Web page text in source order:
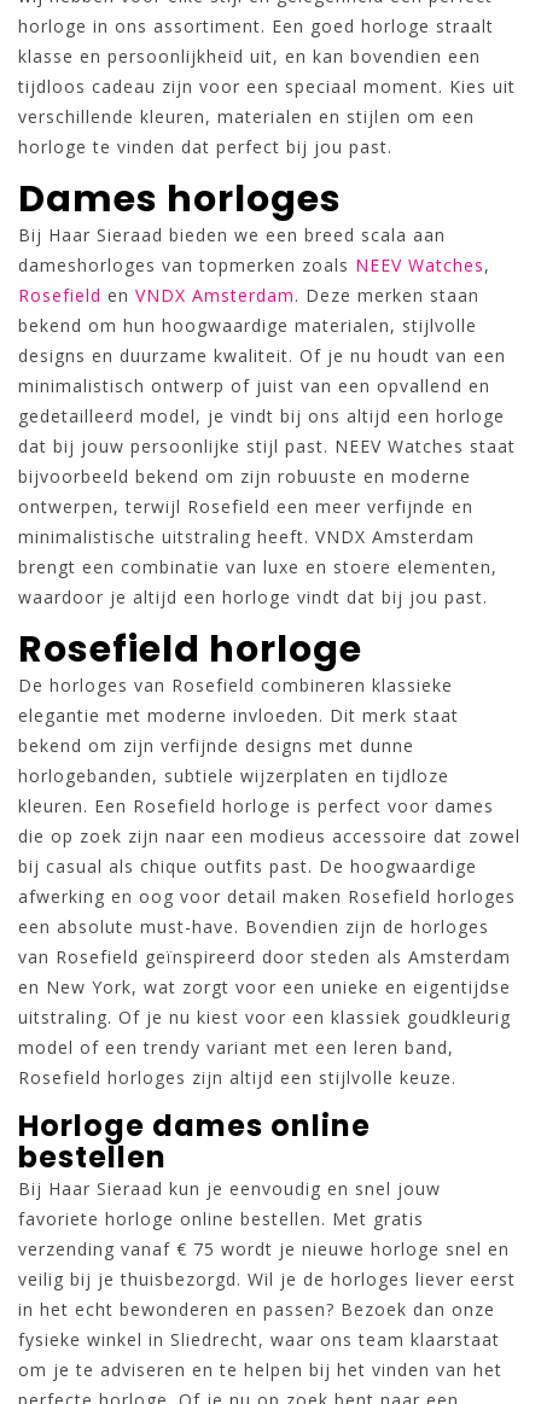
horloge in ons assortiment. Een goed horloge straalt
klasse en persoonlijkheid uit, en kan bovendien een
tijdloos cadeau zijn voor een speciaal moment. Kies uit
verschillende kleuren, materialen en stijlen om een
horloge te vinden dat perfect bij jou past.
Dames horloges
Bij Haar Sieraad bieden we een breed scala aan
dameshorloges van topmerken zoals NEEV Watches,
Rosefield en VNDX Amsterdam. Deze merken staan
bekend om hun hoogwaardige materialen, stijlvolle
designs en duurzame kwaliteit. Of je nu houdt van een
minimalistisch ontwerp of juist van een opvallend en
gedetailleerd model, je vindt bij ons altijd een horloge
dat bij jouw persoonlijke stijl past. NEEV Watches staat
bijvoorbeeld bekend om zijn robuuste en moderne
ontwerpen, terwijl Rosefield een meer verfijnde en
minimalistische uitstraling heeft. VNDX Amsterdam
brengt een combinatie van luxe en stoere elementen,
waardoor je altijd een horloge vindt dat bij jou past.
Rosefield horloge
De horloges van Rosefield combineren klassieke
elegantie met moderne invloeden. Dit merk staat
bekend om zijn verfijnde designs met dunne
horlogebanden, subtiele wijzerplaten en tijdloze
kleuren. Een Rosefield horloge is perfect voor dames
die op zoek zijn naar een modieus accessoire dat zowel
bij casual als chique outfits past. De hoogwaardige
afwerking en oog voor detail maken Rosefield horloges
een absolute must-have. Bovendien zijn de horloges
van Rosefield geïnspireerd door steden als Amsterdam
en New York, wat zorgt voor een unieke en eigentijdse
uitstraling. Of je nu kiest voor een klassiek goudkleurig
model of een trendy variant met een leren band,
Rosefield horloges zijn altijd een stijlvolle keuze.
Horloge dames online
bestellen
Bij Haar Sieraad kun je eenvoudig en snel jouw
favoriete horloge online bestellen. Met gratis
verzending vanaf € 75 wordt je nieuwe horloge snel en
veilig bij je thuisbezorgd. Wil je de horloges liever eerst
in het echt bewonderen en passen? Bezoek dan onze
fysieke winkel in Sliedrecht, waar ons team klaarstaat
om je te adviseren en te helpen bij het vinden van het